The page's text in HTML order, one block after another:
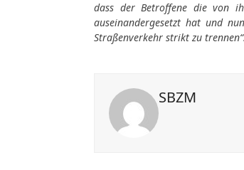
dass der Betroffene die von
auseinandergesetzt hat und
Straßenverkehr strikt zu trennen“.
SBZM